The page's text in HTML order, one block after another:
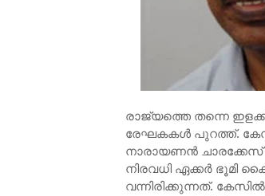
രാജ്യത്തെ തന്നെ
രേഘകകൾ പുറത്ത്.
നാരായണന്‍
നിരവധി ഏക്കര്‍ ഭൂമി
വന്നിരിക്കുന്നത്.